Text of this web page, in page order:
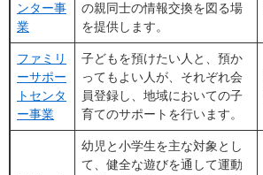
ンター事
業
の親同士の情報交換を図る場
を提供します。
ファミリ
ーサポー
トセンタ
ー事業
子どもを預けたい人と、預か
ってもよい人が、それぞれ会
員登録し、地域においての子
育てのサポートを行います。
幼児と小学生を主な対象とし
て、健全な遊びを通して運動